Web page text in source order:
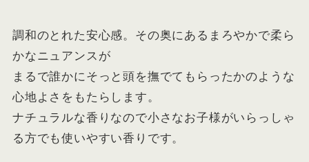
調和のとれた安心感。その奥にあるまろやかで柔ら
かなニュアンスが
まるで誰かにそっと頭を撫でてもらったかのような
心地よさをもたらします。
ナチュラルな香りなので小さなお子様がいらっしゃ
る方でも使いやすい香りです。